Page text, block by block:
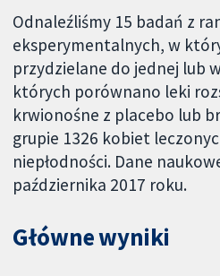
Odnaleźliśmy 15 badań z
eksperymentalnych, w
przydzielane do jednej lub
których porównano leki
krwionośne z placebo lub
grupie 1326 kobiet
niepłodności. Dane
października 2017 roku.
Główne wyniki